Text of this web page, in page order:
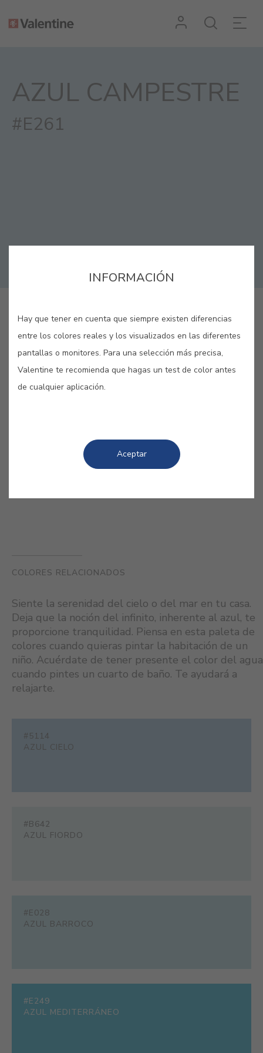
AZUL CAMPESTRE
#E261
Un color revigorizante ideal para los
amantes de la vida al aire libre.
COLORES RELACIONADOS
Siente la serenidad del cielo o del mar en tu casa.
Deja que la noción del infinito, inherente al azul, te
proporcione tranquilidad. Piensa en esta paleta de
colores cuando quieras pintar la habitación de un
niño. Acuérdate de tener presente el color del agua
cuando pintes un cuarto de baño. Te ayudará a
relajarte.
#5114
AZUL CIELO
#B642
AZUL FIORDO
#E028
AZUL BARROCO
#E249
AZUL MEDITERRÁNEO
INFORMACIÓN
Hay que tener en cuenta que siempre existen diferencias
entre los colores reales y los visualizados en las diferentes
pantallas o monitores. Para una selección más precisa,
Valentine te recomienda que hagas un test de color antes
de cualquier aplicación.
Aceptar